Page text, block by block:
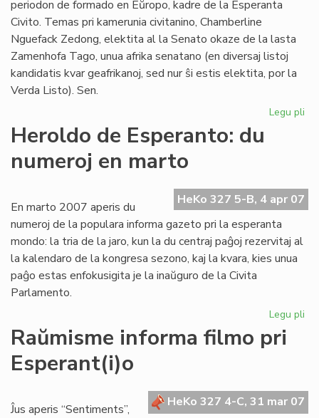
periodon de formado en Eŭropo, kadre de la Esperanta
Civito. Temas pri kamerunia civitanino, Chamberline
Nguefack Zedong, elektita al la Senato okaze de la lasta
Zamenhofa Tago, unua afrika senatano (en diversaj listoj
kandidatis kvar geafrikanoj, sed nur ŝi estis elektita, por la
Verda Listo). Sen.
Legu pli
Heroldo de Esperanto: du
numeroj en marto
HeKo 327 5-B, 4 apr 07
En marto 2007 aperis du
numeroj de la populara informa gazeto pri la esperanta
mondo: la tria de la jaro, kun la du centraj paĝoj rezervitaj al
la kalendaro de la kongresa sezono, kaj la kvara, kies unua
paĝo estas enfokusigita je la inaŭguro de la Civita
Parlamento.
Legu pli
Raŭmisme informa filmo pri
Esperant(i)o
HeKo 327 4-C, 31 mar 07
Ĵus aperis “Sentiments”,